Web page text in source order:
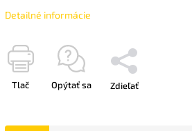
Detailné informácie
Tlač Opýtať sa Zdieľať